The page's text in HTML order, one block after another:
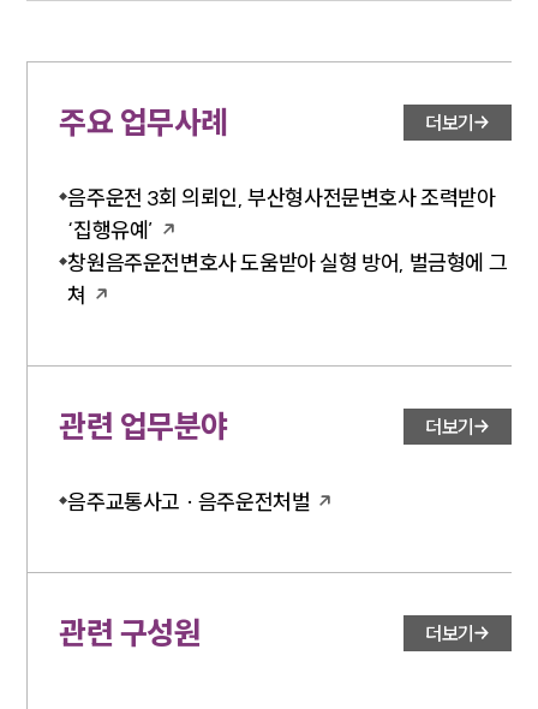
주요 업무사례 더보기
음주운전 3회 의뢰인, 부산형사전문변호사 조력받아
‘집행유예’
창원음주운전변호사 도움받아 실형 방어, 벌금형에 그
쳐
관련 업무분야 더보기
음주교통사고 · 음주운전처벌
관련 구성원 더보기